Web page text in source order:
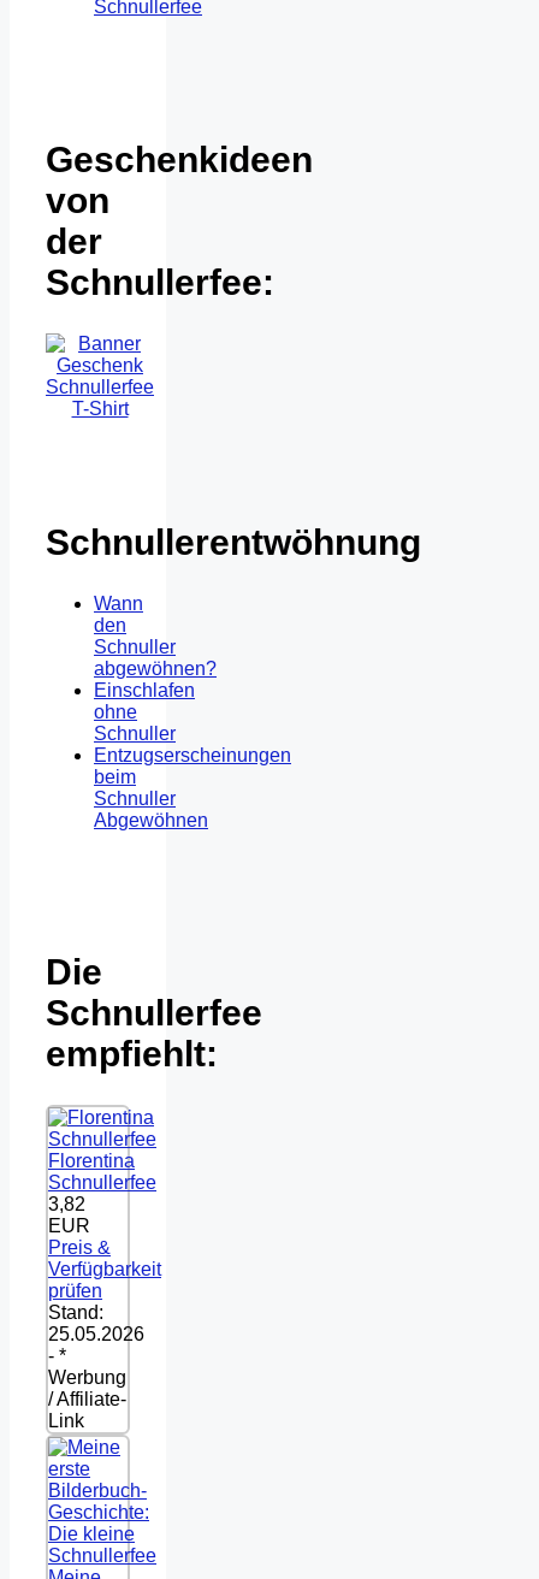
Schnullerfee
Geschenkideen
von
der
Schnullerfee:
Schnullerentwöhnung
Wann
den
Schnuller
abgewöhnen?
Einschlafen
ohne
Schnuller
Entzugserscheinungen
beim
Schnuller
Abgewöhnen
Die
Schnullerfee
empfiehlt:
Florentina
Schnullerfee
3,82
EUR
Preis &
Verfügbarkeit
prüfen
Stand:
25.05.2026
- *
Werbung
/ Affiliate-
Link